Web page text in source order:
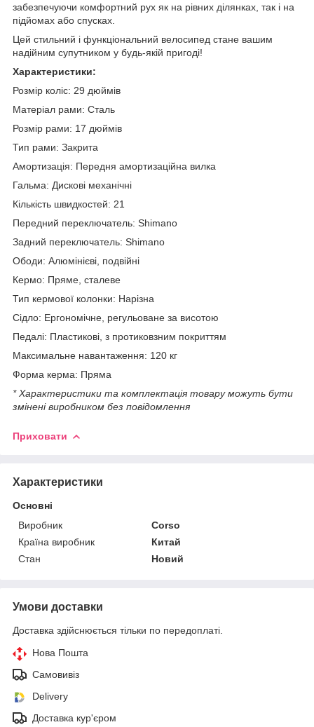
забезпечуючи комфортний рух як на рівних ділянках, так і на
підйомах або спусках.
Цей стильний і функціональний велосипед стане вашим
надійним супутником у будь-якій пригоді!
Характеристики:
Розмір коліс: 29 дюймів
Матеріал рами: Сталь
Розмір рами: 17 дюймів
Тип рами: Закрита
Амортизація: Передня амортизаційна вилка
Гальма: Дискові механічні
Кількість швидкостей: 21
Передний переключатель: Shimano
Задний переключатель: Shimanо
Ободи: Алюмінієві, подвійні
Кермо: Пряме, сталеве
Тип кермової колонки: Нарізна
Сідло: Ергономічне, регульоване за висотою
Педалі: Пластикові, з протиковзним покриттям
Максимальне навантаження: 120 кг
Форма керма: Пряма
* Характеристики та комплектація товару можуть бути
змінені виробником без повідомлення
Приховати
Характеристики
Основні
Виробник
Corso
Країна виробник
Китай
Стан
Новий
Умови доставки
Доставка здійснюється тільки по передоплаті.
Нова Пошта
Самовивіз
Delivery
Доставка кур'єром